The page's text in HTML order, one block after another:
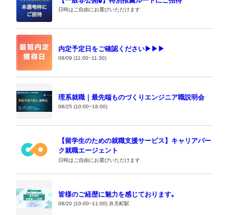
日時はご自由にお選びいただけます
内定予定日をご確認ください▶▶▶
08/09 (11:00~11:30)
理系就職｜最先端ものづくりエンジニア職説明会
08/25 (10:00~18:00)
【留学生のための就職支援サービス】キャリアパー
ク就職エージェント
日時はご自由にお選びいただけます
皆様のご経歴に魅力を感じております｡
08/20 (10:00~11:00) 弁天町駅